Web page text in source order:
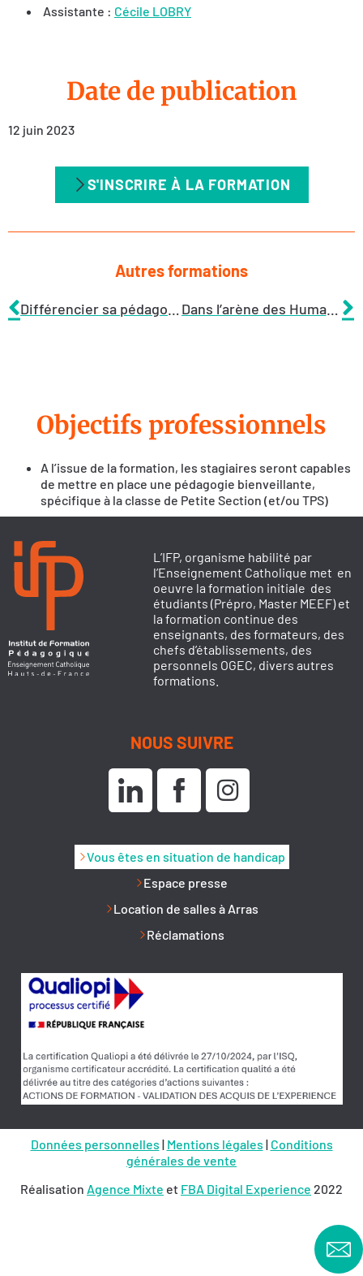
Assistante : Cécile LOBRY
Date de publication
12 juin 2023
S'INSCRIRE À LA FORMATION
Autres formations
Dans l’arène des Humanités, Littérature et Philosophie (Lycée)
Objectifs professionnels
A l’issue de la formation, les stagiaires seront capables
de mettre en place une pédagogie bienveillante,
spécifique à la classe de Petite Section (et/ou TPS)
L’IFP, organisme habilité par
l’Enseignement Catholique met en
oeuvre la formation initiale des
étudiants (Prépro, Master MEEF) et
la formation continue des
enseignants, des formateurs, des
chefs d’établissements, des
personnels OGEC, divers autres
formations.
NOUS SUIVRE
Vous êtes en situation de handicap
Espace presse
Location de salles à Arras
Réclamations
Données personnelles | Mentions légales | Conditions
générales de vente
Réalisation Agence Mixte et FBA Digital Experience 2022